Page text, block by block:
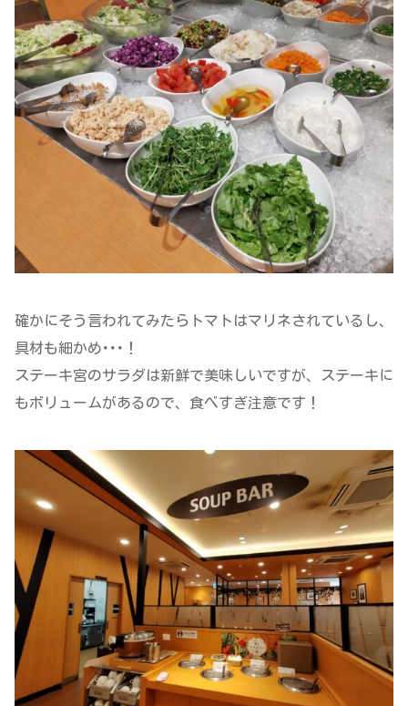
確かにそう言われてみたらトマトはマリネされているし、
具材も細かめ･･･！
ステーキ宮のサラダは新鮮で美味しいですが、ステーキに
もボリュームがあるので、食べすぎ注意です！